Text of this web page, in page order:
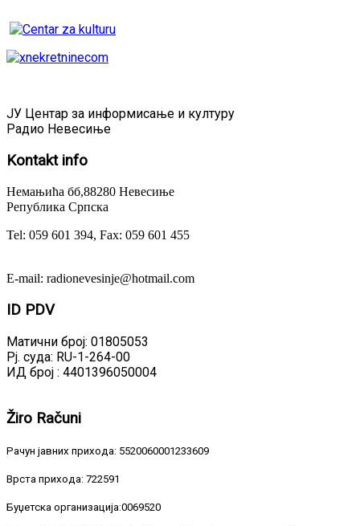
ЈУ Центар за информисање и културу
Радио Невесиње
Kontaktinfo
Немањића бб,88280 Невесиње
Република Српска
Tel: 059 601 394, Fax: 059 601 455
E-mail: radionevesinje@hotmail.com
ID PDV
Матични број: 01805053
Рј. суда: RU-1-264-00
ИД број : 4401396050004
Žiro Računi
Рачун јавних прихода: 5520060001233609
Врста прихода: 722591
Буџетска организација:0069520